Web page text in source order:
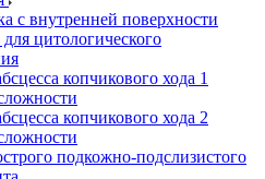
с внутренней поверхности
цитологического
копчикового хода 1
копчикового хода 2
подкожно-подслизистого